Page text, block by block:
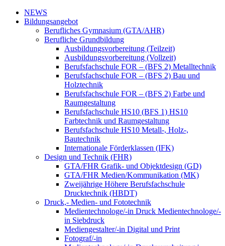
NEWS
Bildungsangebot
Berufliches Gymnasium (GTA/AHR)
Berufliche Grundbildung
Ausbildungsvorbereitung (Teilzeit)
Ausbildungsvorbereitung (Vollzeit)
Berufsfachschule FOR – (BFS 2) Metalltechnik
Berufsfachschule FOR – (BFS 2) Bau und
Holztechnik
Berufsfachschule FOR – (BFS 2) Farbe und
Raumgestaltung
Berufsfachschule HS10 (BFS 1) HS10
Farbtechnik und Raumgestaltung
Berufsfachschule HS10 Metall-, Holz-,
Bautechnik
Internationale Förderklassen (IFK)
Design und Technik (FHR)
GTA/FHR Grafik- und Objektdesign (GD)
GTA/FHR Medien/Kommunikation (MK)
Zweijährige Höhere Berufsfachschule
Drucktechnik (HBDT)
Druck,- Medien- und Fototechnik
Medientechnologe/-in Druck Medientechnologe/-
in Siebdruck
Mediengestalter/-in Digital und Print
Fotograf/-in